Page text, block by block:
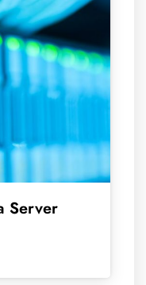
Server